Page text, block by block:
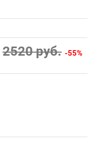
2520 руб. -55%